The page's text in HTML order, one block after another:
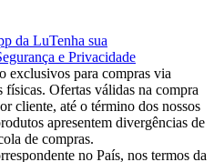
da LuTenha sua
e Privacidade
exclusivos para compras via
Ofertas válidas na compra
cliente, até o término dos nossos
apresentem divergências de
de compras.
no País, nos termos da